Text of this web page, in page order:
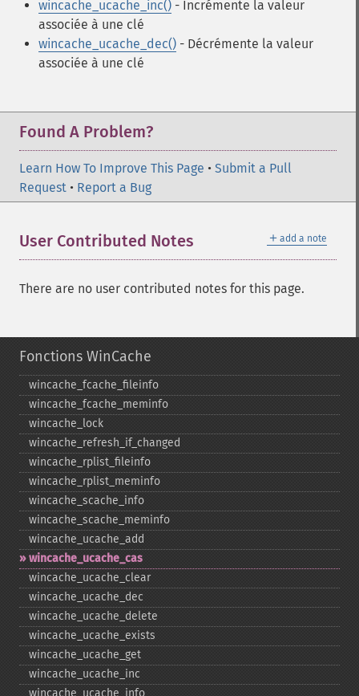
wincache_ucache_inc() - Incrémente la valeur
associée à une clé
wincache_ucache_dec() - Décrémente la valeur
associée à une clé
Found A Problem?
Learn How To Improve This Page • Submit a Pull
Request • Report a Bug
＋ add a note
User Contributed Notes
There are no user contributed notes for this page.
Fonctions WinCache
wincache_​fcache_​fileinfo
wincache_​fcache_​meminfo
wincache_​lock
wincache_​refresh_​if_​changed
wincache_​rplist_​fileinfo
wincache_​rplist_​meminfo
wincache_​scache_​info
wincache_​scache_​meminfo
wincache_​ucache_​add
wincache_​ucache_​cas
wincache_​ucache_​clear
wincache_​ucache_​dec
wincache_​ucache_​delete
wincache_​ucache_​exists
wincache_​ucache_​get
wincache_​ucache_​inc
wincache_​ucache_​info